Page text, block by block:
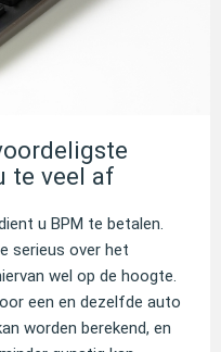
te veel af
u BPM te betalen.
serieus over het
wel op de hoogte.
een en dezelfde auto
worden berekend, en